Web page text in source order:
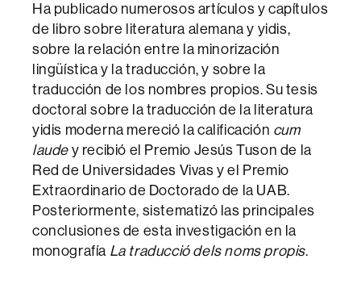
Ha publicado numerosos artículos y capítulos
de libro sobre literatura alemana y yidis,
sobre la relación entre la minorización
lingüística y la traducción, y sobre la
traducción de los nombres propios. Su tesis
doctoral sobre la traducción de la literatura
yidis moderna mereció la calificación cum
laude y recibió el Premio Jesús Tuson de la
Red de Universidades Vivas y el Premio
Extraordinario de Doctorado de la UAB.
Posteriormente, sistematizó las principales
conclusiones de esta investigación en la
monografía La traducció dels noms propis.